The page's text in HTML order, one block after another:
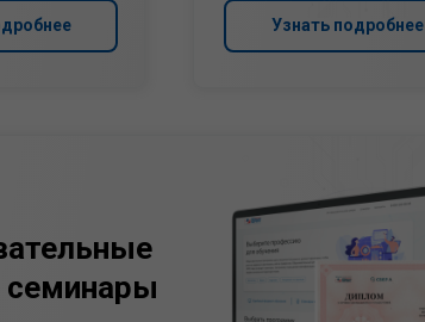
Узнать подробнее
семинары